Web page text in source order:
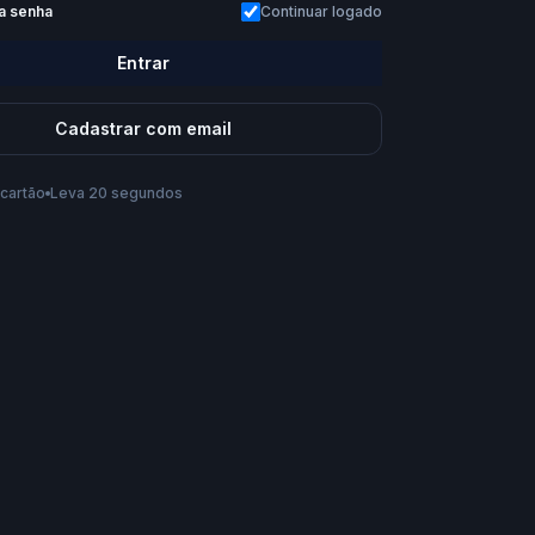
senha Continuar logado
Entrar
Cadastrar com email
te chamar?
Leva 20 segundos